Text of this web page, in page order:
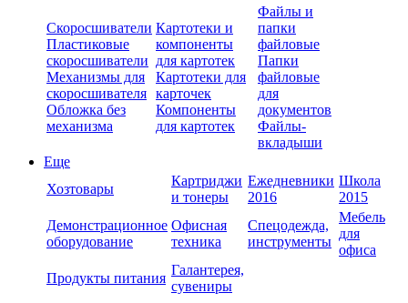
Скоросшиватели
Пластиковые
скоросшиватели
Механизмы для
скоросшивателя
Обложка без
механизма
Картотеки и
компоненты
для картотек
Картотеки для
карточек
Компоненты
для картотек
Файлы и
папки
файловые
Папки
файловые
для
документов
Файлы-
вкладыши
Еще
Хозтовары
Картриджи
и тонеры
Ежедневники
2016
Школа
2015
Демонстрационное
оборудование
Офисная
техника
Спецодежда,
инструменты
Мебель
для
офиса
Продукты питания
Галантерея,
сувениры